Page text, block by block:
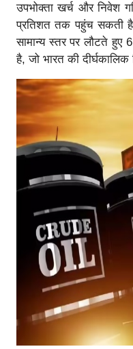
उपभोक्ता खर्च और निवेश
प्रतिशत तक पहुंच सकती
सामान्य स्तर पर लौटते हुए
है, जो भारत की दीर्घकालिक